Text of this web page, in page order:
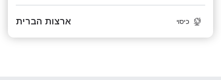
כיסוי ארצות הברית